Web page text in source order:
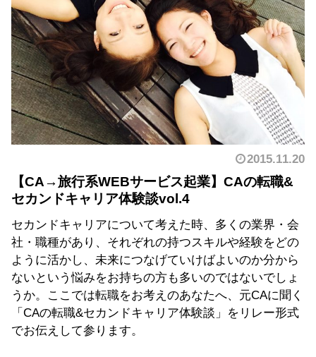
2015.11.20
【CA→旅行系WEBサービス起業】CAの転職&
セカンドキャリア体験談vol.4
セカンドキャリアについて考えた時、多くの業界・会
社・職種があり、それぞれの持つスキルや経験をどの
ように活かし、未来につなげていけばよいのか分から
ないという悩みをお持ちの方も多いのではないでしょ
うか。ここでは転職をお考えのあなたへ、元CAに聞く
「CAの転職&セカンドキャリア体験談」をリレー形式
でお伝えして参ります。